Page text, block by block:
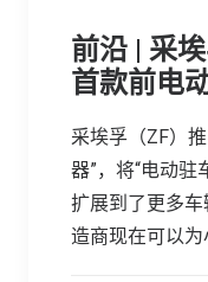
前沿 | 采
首款前电
采埃孚（ZF）
器”，将“电动驻
扩展到了更多
造商现在可以